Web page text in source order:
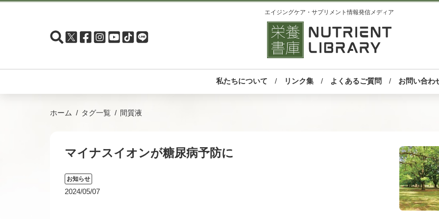
エイジングケア・サプリメント情報発信メディア
私たちについて リンク集 よくあるご質問 お問い合わ
ホーム タグ一覧 間質液
マイナスイオンが糖尿病予防に
お知らせ
2024/05/07